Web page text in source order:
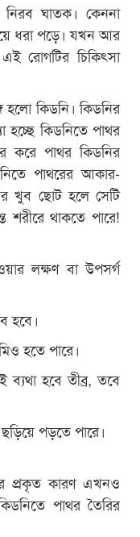
ঘাতক। কেননা
ধরা পড়ে। যখন আর
রোগটির চিকিৎসা
হলো কিডনি। কিডনির
হচ্ছে কিডনিতে পাথর
করে পাথর কিডনির
পাথরের আকার-
খুব ছোট হলে সেটি
শরীরে থাকতে পারে!
লক্ষণ বা উপসর্গ
হবে।
হতে পারে।
হবে তীব্র, তবে
পড়তে পারে।
প্রকৃত কারণ এখনও
পাথর তৈরির